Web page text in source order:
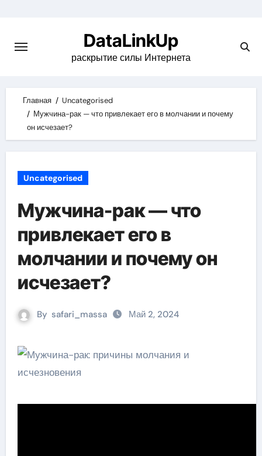
content
DataLinkUp
раскрытие силы Интернета
Главная
Uncategorised
Мужчина-рак — что привлекает его в молчании и почему
он исчезает?
Uncategorised
Мужчина-рак — что
привлекает его в
молчании и почему он
исчезает?
By safari_massa Май 2, 2024